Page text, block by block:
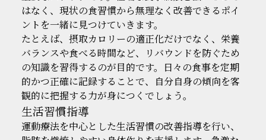
はなく、現状の食習慣から無理なく改善できるポイ
ントを一緒に見つけていきます。
たとえば、摂取カロリーの適正化だけでなく、栄養
バランスや食べる時間など、リバウンドを防ぐため
の知識を習得するのが目的です。日々の食事を定期
的かつ正確に記録することで、自分自身の傾向を客
観的に把握する力が身につくでしょう。
生活習慣指導
運動療法を中心とした生活習慣の改善指導を行い、